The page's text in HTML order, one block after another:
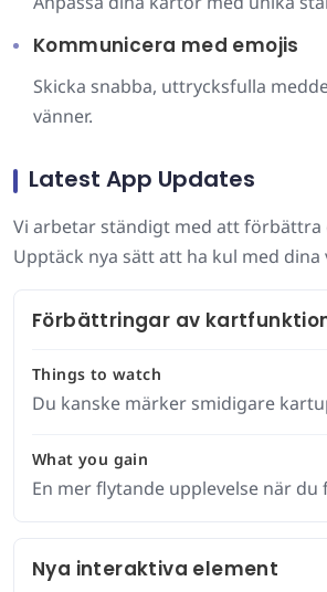
Kommunicera med emojis
Skicka snabba, uttrycksfulla
vänner.
Latest App Updates
Vi arbetar ständigt med att förbättra
Upptäck nya sätt att ha kul med dina
Förbättringar av
Things to watch
Du kanske märker smidigare
What you gain
En mer flytande upplevelse när du
Nya interaktiva element